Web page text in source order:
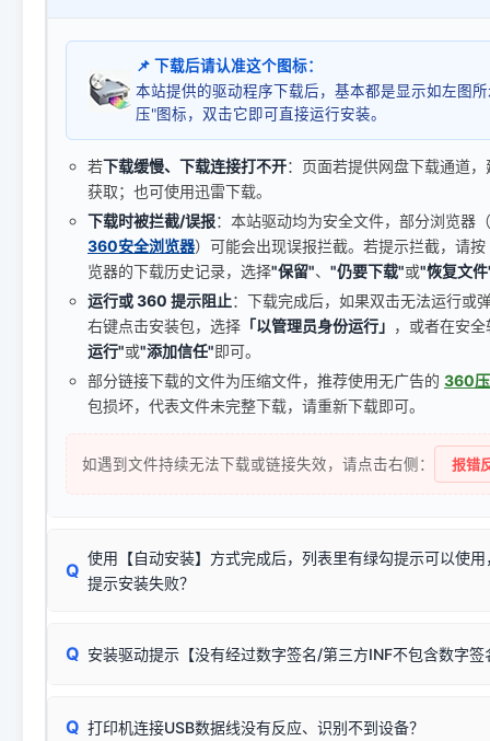
📌 下载后请认准这个图标：
本站提供的驱动程序下载后，基本都是显示如左图
压"图标，双击它即可直接运行安装。
若下载缓慢、下载连接打不开：页面若提供网盘下载通道
获取；也可使用迅雷下载。
下载时被拦截/误报：本站驱动均为安全文件，部分浏览器
360安全浏览器）可能会出现误报拦截。若提示拦截，请按
览器的下载历史记录，选择"保留"、 "仍要下载"或"恢复文
运行或 360 提示阻止：下载完成后，如果双击无法运行或
右键点击安装包，选择 「以管理员身份运行」 ，或者在安
运行"或"添加信任"即可。
部分链接下载的文件为压缩文件，推荐使用无广告的 360
包损坏，代表文件未完整下载，请重新下载即可。
如遇到文件持续无法下载或链接失效，请点击右侧： 报错
Q
使用【自动安装】方式完成后，列表里有绿勾提示可以使
提示安装失败？
由于本站驱动包集成了32位和64位驱动，自动安装程序在运
✔ 可以使用了 ：代表与您当
Q 安装驱动提示【没有经过数字签名/第三方INF不包含数字
往往会弹出此类提示。
Q 打印机连接USB数据线没有反应、识别不到设备？